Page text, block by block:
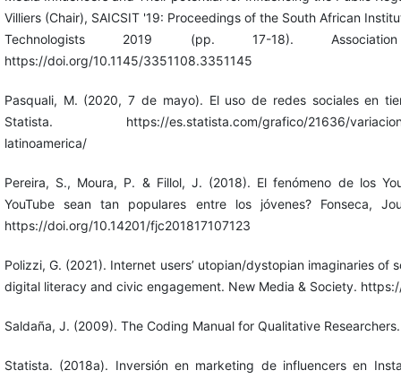
Villiers (Chair), SAICSIT '19: Proceedings of the South African
Technologists 2019 (pp. 17-18).
https://doi.org/10.1145/3351108.3351145
Pasquali, M. (2020, 7 de mayo). El uso de redes sociales en
Statista. https://es.statista.com/grafico/21636/variacion-
latinoamerica/
Pereira, S., Moura, P. & Fillol, J. (2018). El fenómeno de los
YouTube sean tan populares entre los jóvenes? Fonseca,
https://doi.org/10.14201/fjc201817107123
Polizzi, G. (2021). Internet users’ utopian/dystopian imaginaries
digital literacy and civic engagement. New Media & Society.
Saldaña, J. (2009). The Coding Manual for Qualitative
Statista. (2018a). Inversión en marketing de influencers en